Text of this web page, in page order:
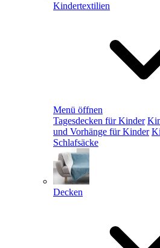
Kindertextilien
Menü öffnen
Tagesdecken für Kinder
und Vorhänge für Kinder
Schlafsäcke
Decken